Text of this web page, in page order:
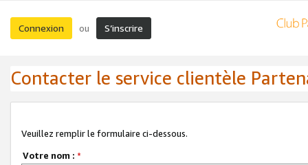
Connexion ou S’inscrire
Contacter le service clientèle
Veuillez remplir le formulaire ci-dessous.
Votre nom : *